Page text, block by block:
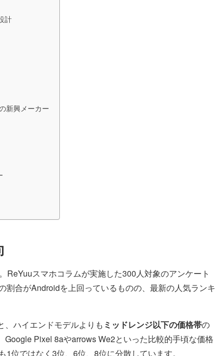
計
新興メーカー
スマホコラムが実施した300人対象のアンケート
合がAndroidを上回っているものの、最新の人気ランキ
、ハイエンドモデルよりも ミッドレンジ以下の価格帯の
Pixel 8aやarrows We2といった比較的手頃な価格
位ではなく3位、6位、8位に分散しています。